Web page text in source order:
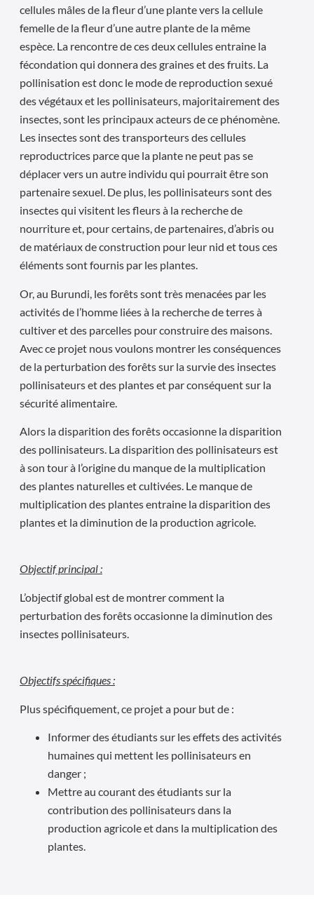
cellules mâles de la fleur d’une plante vers la cellule
femelle de la fleur d’une autre plante de la même
espèce. La rencontre de ces deux cellules entraine la
fécondation qui donnera des graines et des fruits. La
pollinisation est donc le mode de reproduction sexué
des végétaux et les pollinisateurs, majoritairement des
insectes, sont les principaux acteurs de ce phénomène.
Les insectes sont des transporteurs des cellules
reproductrices parce que la plante ne peut pas se
déplacer vers un autre individu qui pourrait être son
partenaire sexuel. De plus, les pollinisateurs sont des
insectes qui visitent les fleurs à la recherche de
nourriture et, pour certains, de partenaires, d’abris ou
de matériaux de construction pour leur nid et tous ces
éléments sont fournis par les plantes.
Or, au Burundi, les forêts sont très menacées par les
activités de l’homme liées à la recherche de terres à
cultiver et des parcelles pour construire des maisons.
Avec ce projet nous voulons montrer les conséquences
de la perturbation des forêts sur la survie des insectes
pollinisateurs et des plantes et par conséquent sur la
sécurité alimentaire.
Alors la disparition des forêts occasionne la disparition
des pollinisateurs. La disparition des pollinisateurs est
à son tour à l’origine du manque de la multiplication
des plantes naturelles et cultivées. Le manque de
multiplication des plantes entraine la disparition des
plantes et la diminution de la production agricole.
Objectif principal :
L’objectif global est de montrer comment la
perturbation des forêts occasionne la diminution des
insectes pollinisateurs.
Objectifs spécifiques :
Plus spécifiquement, ce projet a pour but de :
Informer des étudiants sur les effets des activités
humaines qui mettent les pollinisateurs en
danger ;
Mettre au courant des étudiants sur la
contribution des pollinisateurs dans la
production agricole et dans la multiplication des
plantes.